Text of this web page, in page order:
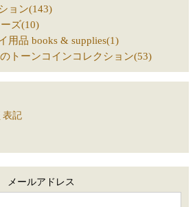
ョン(143)
ズ(10)
用品 books & supplies(1)
トーンコインコレクション(53)
表記
メールアドレス